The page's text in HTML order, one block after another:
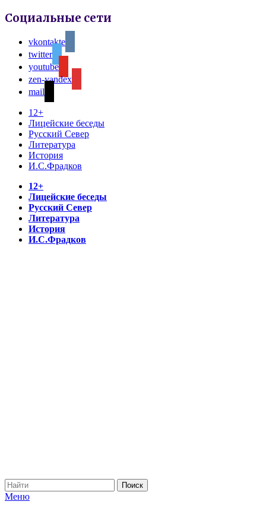
Социальные сети
vkontakte
twitter
youtube
zen-yandex
mail
12+
Лицейские беседы
Русский Север
Литература
История
И.С.Фрадков
12+
Лицейские беседы
Русский Север
Литература
История
И.С.Фрадков
Меню